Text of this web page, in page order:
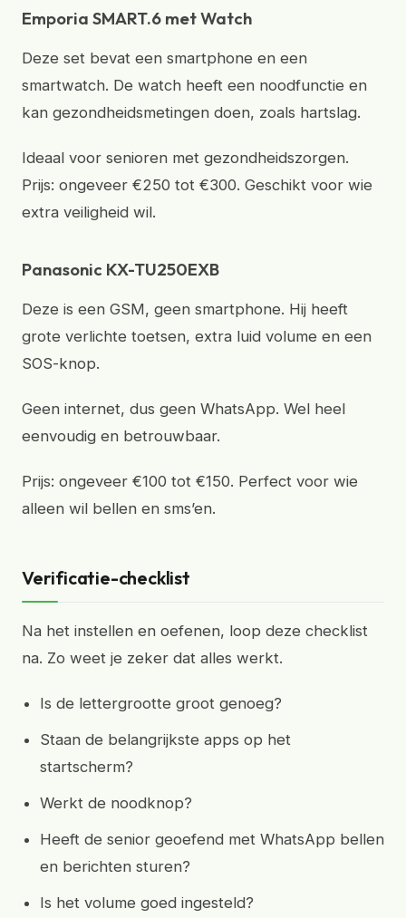
Emporia SMART.6 met Watch
Deze set bevat een smartphone en een
smartwatch. De watch heeft een noodfunctie en
kan gezondheidsmetingen doen, zoals hartslag.
Ideaal voor senioren met gezondheidszorgen.
Prijs: ongeveer €250 tot €300. Geschikt voor wie
extra veiligheid wil.
Panasonic KX-TU250EXB
Deze is een GSM, geen smartphone. Hij heeft
grote verlichte toetsen, extra luid volume en een
SOS-knop.
Geen internet, dus geen WhatsApp. Wel heel
eenvoudig en betrouwbaar.
Prijs: ongeveer €100 tot €150. Perfect voor wie
alleen wil bellen en sms’en.
Verificatie-checklist
Na het instellen en oefenen, loop deze checklist
na. Zo weet je zeker dat alles werkt.
Is de lettergrootte groot genoeg?
Staan de belangrijkste apps op het
startscherm?
Werkt de noodknop?
Heeft de senior geoefend met WhatsApp bellen
en berichten sturen?
Is het volume goed ingesteld?